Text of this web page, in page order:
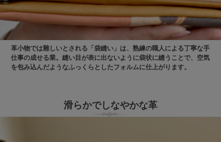
革小物では難しいとされる「袋縫い」は、熟練の職人による丁寧な手
仕事の成せる業。縫い目が表に出ないように袋状に縫うことで、空気
を包み込んだようなふっくらとしたフォルムに仕上がります。
滑らかでしなやかな革